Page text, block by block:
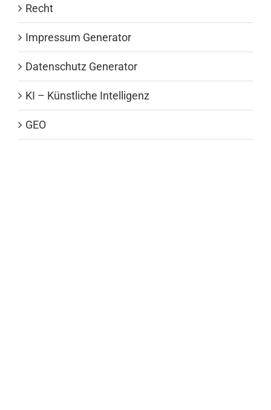
Recht
Impressum Generator
Datenschutz Generator
KI – Künstliche Intelligenz
GEO